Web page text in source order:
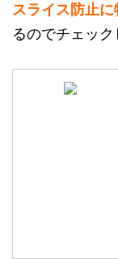
スライス防止
るのでチェック